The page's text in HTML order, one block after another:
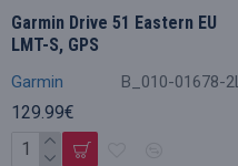
Garmin B_010-01678-
Garmin Drive 51 Eastern EU
LMT-S, GPS
129.99€